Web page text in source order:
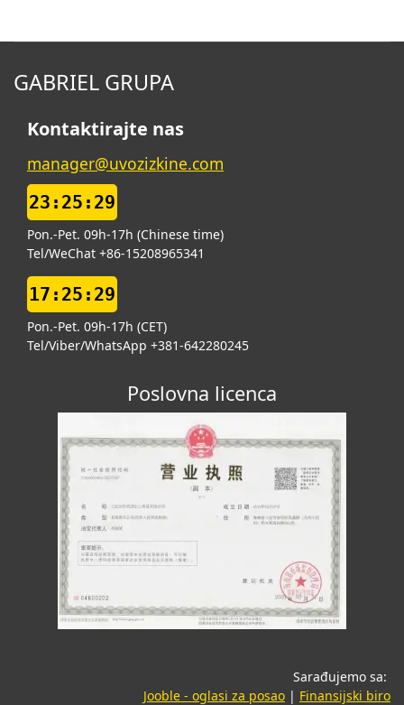
GABRIEL GRUPA
Kontaktirajte nas
manager@uvozizkine.com
23:25:30
Pon.-Pet. 09h-17h (Chinese time)
Tel/WeChat +86-15208965341
17:25:30
Pon.-Pet. 09h-17h (CET)
Tel/Viber/WhatsApp +381-642280245
Poslovna licenca
Sarađujemo sa:
Jooble - oglasi za posao(opens in a new
| Finansijski biro